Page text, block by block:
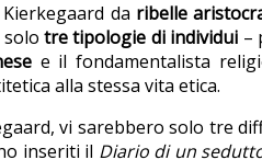
da ribelle
tre tipologie di individui –
e il fondamentalista
alla stessa vita etica.
vi sarebbero solo tre
inseriti il Diario di un